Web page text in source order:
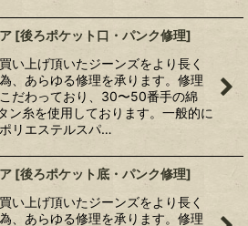
[後ろポケット口・パンク修理]
い上げ頂いたジーンズをより長く
、あらゆる修理を承ります。修理
だわっており、30〜50番手の綿
ン糸を使用しております。一般的に
リエステルスパ…
[後ろポケット底・パンク修理]
い上げ頂いたジーンズをより長く
、あらゆる修理を承ります。修理